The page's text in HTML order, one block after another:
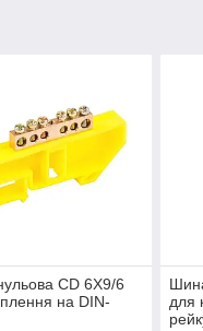
CD 6X9/6
на DIN-
для